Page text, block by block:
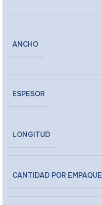
ANCHO
ESPESOR
LONGITUD
CANTIDAD POR EMPAQUE